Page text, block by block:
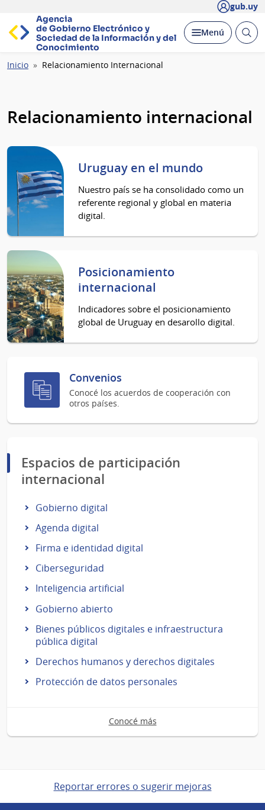
gub.uy
Agencia
de Gobierno Electrónico y
Sociedad de la Información y del
Conocimiento
Desplegar
Menú Abrir
Ruta
Inicio Relacionamiento Internacional
Relacionamiento internacional
Uruguay en el mundo
Nuestro país se ha consolidado como un
referente regional y global en materia
digital.
Posicionamiento
internacional
Indicadores sobre el posicionamiento
global de Uruguay en desarollo digital.
Convenios
Conocé los acuerdos de cooperación con
otros países.
Espacios de participación
internacional
Gobierno digital
Agenda digital
Firma e identidad digital
Ciberseguridad
Inteligencia artificial
Gobierno abierto
Bienes públicos digitales e infraestructura
pública digital
Derechos humanos y derechos digitales
Protección de datos personales
Conocé más
Reportar errores o sugerir mejoras